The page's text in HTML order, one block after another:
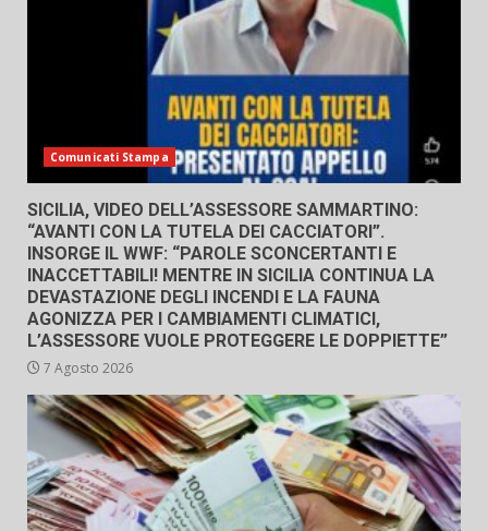
Comunicati Stampa
SICILIA, VIDEO DELL’ASSESSORE SAMMARTINO:
“AVANTI CON LA TUTELA DEI CACCIATORI”.
INSORGE IL WWF: “PAROLE SCONCERTANTI E
INACCETTABILI! MENTRE IN SICILIA CONTINUA LA
DEVASTAZIONE DEGLI INCENDI E LA FAUNA
AGONIZZA PER I CAMBIAMENTI CLIMATICI,
L’ASSESSORE VUOLE PROTEGGERE LE DOPPIETTE”
7 Agosto 2026